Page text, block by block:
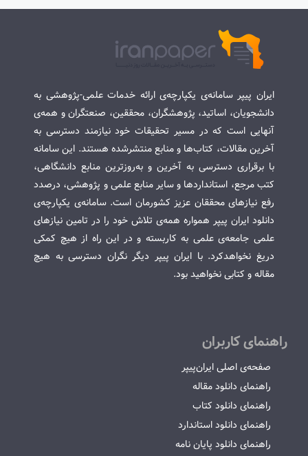
ایران پیپر سامانه‌ی یکپارچه‌ی ارائه خدمات علمی-پژوهشی به
دانشجویان، اساتید، پژوهشگران، محققین، صنعتگران و همه‌ی
آنهایی است که در مسیر تحقیقات خود نیازمند دسترسی به
آخرین مقالات، کتاب‌ها و منابع منتشرشده هستند. این سامانه
با برقراری دسترسی به آخرین و به‌روزترین منابع دانشگاهی،
کتب مرجع، استانداردها و سایر منابع علمی و پژوهشی، درصدد
رفع نیازهای محققان عزیز کشورمان است. سامانه‌ی یکپارچه‌ی
دانلود ایران پیپر همواره همه‌ی تلاش خود را در تامین نیازهای
علمی جامعه‌ی علمی به کاربسته و در این راه از هیچ کمکی
دریغ نخواهدکرد. با ایران پیپر دیگر نگران دسترسی به هیچ
مقاله و کتابی نخواهید بود.
راهنمای کاربران
صفحه‌ی اصلی ایران‌پیپر
راهنمای دانلود مقاله
راهنمای دانلود کتاب
راهنمای دانلود استاندارد
راهنمای دانلود پایان نامه